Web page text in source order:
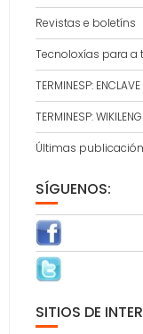
Revistas e boletíns
Tecnoloxías para a
TERMINESP:
TERMINESP:
Últimas
SÍGUENOS:
SITIOS DE